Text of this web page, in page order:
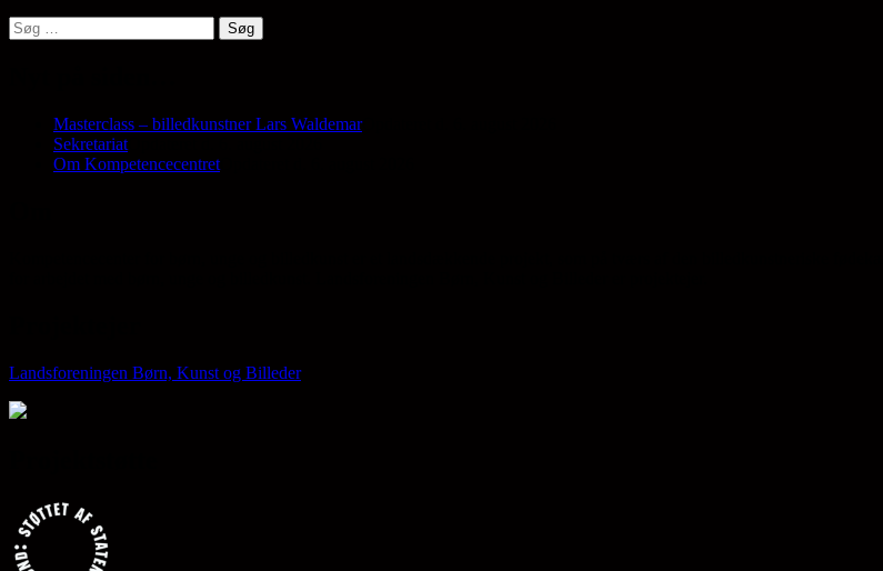
Søg
efter:
Masterclass – billedkunstner Lars WaldemarOpdateret d. 6. august 2026
Sekretariat
Om Kompetencecentret
Landsforeningen Børn, Kunst og Billeder